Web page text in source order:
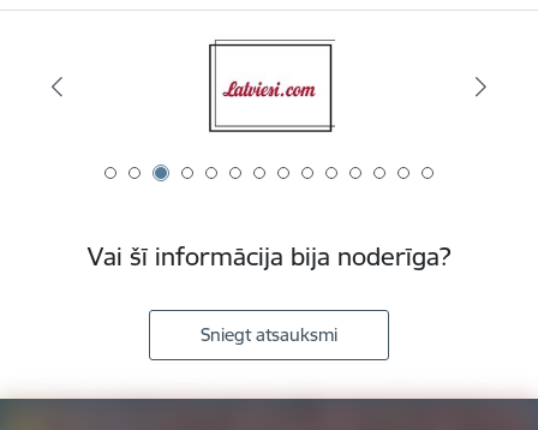
Vai šī informācija bija noderīga?
Sniegt atsauksmi